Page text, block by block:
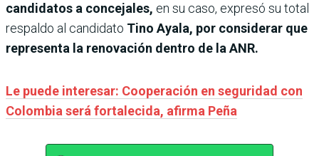
candidatos a concejales, en su caso, expresó su total
respaldo al candidato Tino Ayala, por considerar que
representa la renovación dentro de la ANR.
Le puede interesar: Cooperación en seguridad con
Colombia será fortalecida, afirma Peña